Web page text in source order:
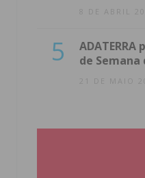
8 DE ABRIL
5
ADATERRA
de Semana
21 DE MAIO